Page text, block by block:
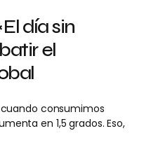
día sin
el
consumimos
en 1,5 grados. Eso,